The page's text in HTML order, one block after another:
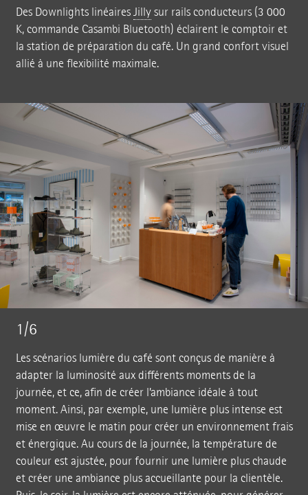
Des Downlights linéairesJillysur rails conducteurs (3 000
K, commande Casambi Bluetooth) éclairent le comptoir et
la station de préparation du café. Un grand confort visuel
allié à une flexibilité maximale.
1/6
Les scénarios lumière du café sont conçus de manière à
adapter la luminosité aux différents moments de la
journée, et ce, afin de créer l’ambiance idéale à tout
moment. Ainsi, par exemple, une lumière plus intense est
mise en œuvre le matin pour créer un environnement frais
et énergique. Au cours de la journée, la température de
couleur est ajustée, pour fournir une lumière plus chaude
et créer une ambiance plus accueillante pour la clientèle.